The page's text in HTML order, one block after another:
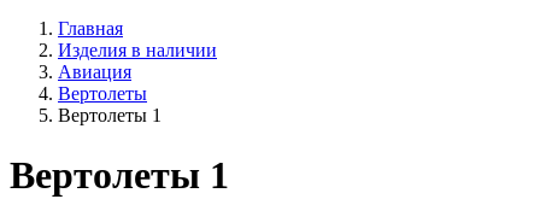
Главная
Изделия в наличии
Авиация
Вертолеты
Вертолеты 1
Вертолеты 1